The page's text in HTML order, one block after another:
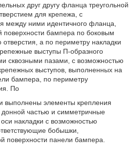
друг другу фланца треугольной
для крепежа, с
между ними идентичного фланца,
поверхности бампера по боковым
отверстия, а по периметру накладки
выступы П-образного
сквозными пазами, с возможностью
выступов, выполненных на
бампера, по периметру
По
выполнены элементы крепления
частью и симметричные
накладки с возможностью
бобышки,
поверхности панели бампера.